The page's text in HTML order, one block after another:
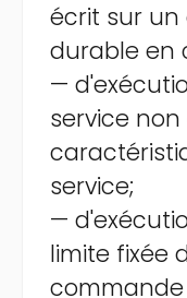
écrit sur
durable en
—
service
service;
—
limite fixée